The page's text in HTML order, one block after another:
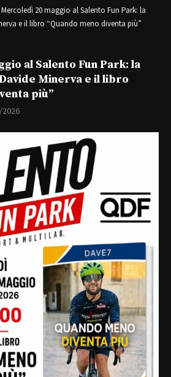
Mercoledì 20 maggio al Salento Fun Park: la
e il libro “Quando meno diventa più”
al Salento Fun Park: la
Minerva e il libro
più”